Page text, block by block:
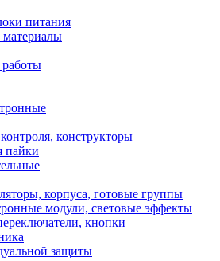
питания
конструкторы
пайки
корпуса, готовые группы
модули, световые эффекты
кнопки
защиты